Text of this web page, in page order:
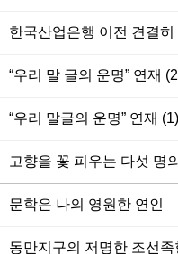
한국산업은행 이전 견결
“우리 말 글의 운명” 연재
“우리 말글의 운명” 연재
고향을 꽃 피우는 다섯 명
문학은 나의 영원한 연인
동만지구의 저명한 조선